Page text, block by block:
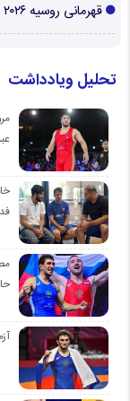
قهرمانی روسیه ۲۰۲۶ / نفرات برتر
تحلیل ویادداشت